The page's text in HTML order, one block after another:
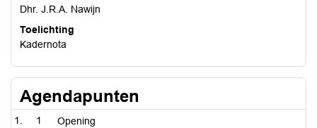
Dhr. J.R.A. Nawijn
Toelichting
Kadernota
Agendapunten
1 Opening